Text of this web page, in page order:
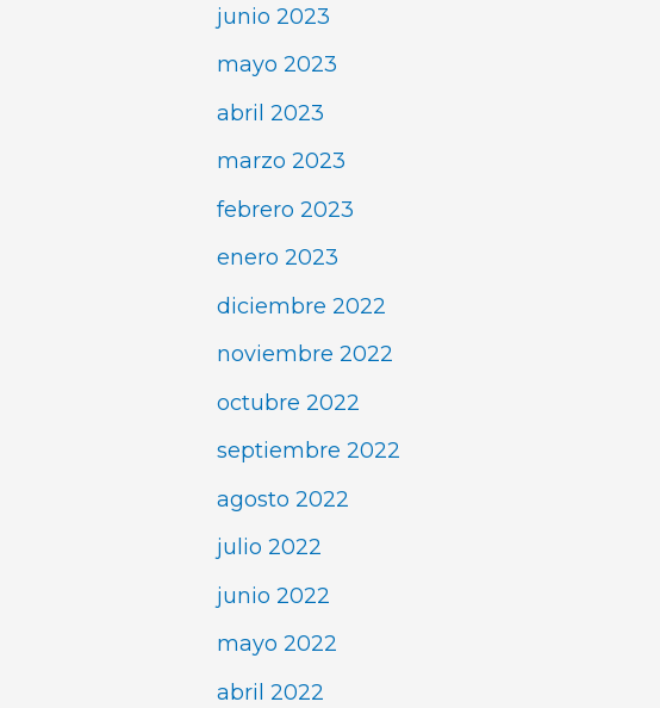
junio 2023
mayo 2023
abril 2023
marzo 2023
febrero 2023
enero 2023
diciembre 2022
noviembre 2022
octubre 2022
septiembre 2022
agosto 2022
julio 2022
junio 2022
mayo 2022
abril 2022